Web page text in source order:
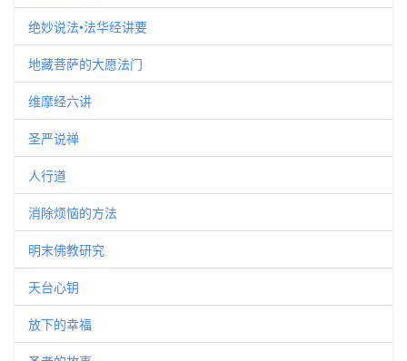
绝妙说法•法华经讲要
地藏菩萨的大愿法门
维摩经六讲
圣严说禅
人行道
消除烦恼的方法
明末佛教研究
天台心钥
放下的幸福